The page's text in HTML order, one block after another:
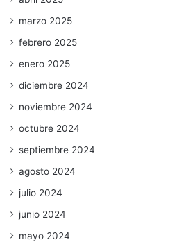
marzo 2025
febrero 2025
enero 2025
diciembre 2024
noviembre 2024
octubre 2024
septiembre 2024
agosto 2024
julio 2024
junio 2024
mayo 2024